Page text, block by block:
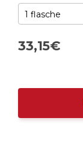
33,15€